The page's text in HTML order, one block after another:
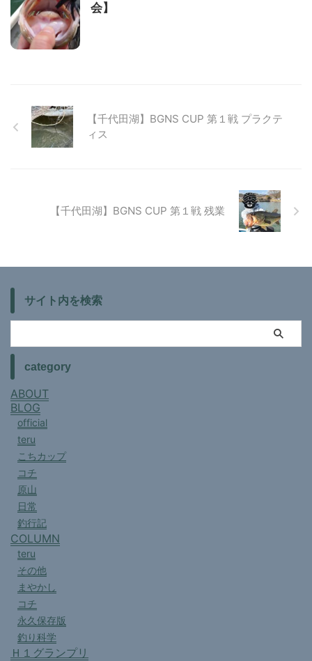
会】
【千代田湖】BGNS CUP 第１戦 プラクテ
ィス
【千代田湖】BGNS CUP 第１戦 残業
サイト内を検索
category
ABOUT
BLOG
official
teru
こちカップ
コチ
原山
日常
釣行記
COLUMN
teru
その他
まやかし
コチ
永久保存版
釣り科学
Ｈ１グランプリ